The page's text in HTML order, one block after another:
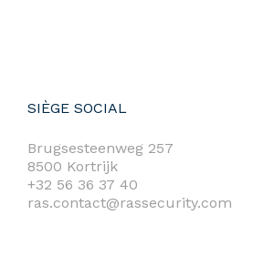
SIÈGE SOCIAL
Brugsesteenweg 257
8500 Kortrijk
+32 56 36 37 40
ras.contact@rassecurity.com